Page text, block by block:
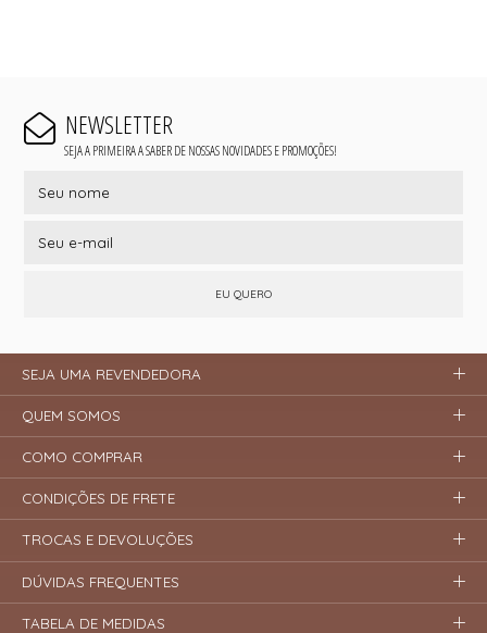
NEWSLETTER
SEJA A PRIMEIRA A SABER DE NOSSAS NOVIDADES E PROMOÇÕES!
EU QUERO
SEJA UMA REVENDEDORA
QUEM SOMOS
COMO COMPRAR
CONDIÇÕES DE FRETE
TROCAS E DEVOLUÇÕES
DÚVIDAS FREQUENTES
TABELA DE MEDIDAS